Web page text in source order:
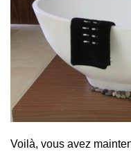
Voilà, vous avez